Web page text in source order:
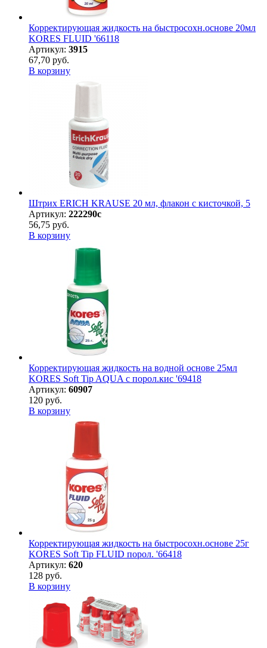
Корректирующая жидкость на быстросохн.основе 20мл
KORES FLUID '66118
Артикул: 3915
67,70 руб.
В корзину
Штрих ERICH KRAUSE 20 мл, флакон с кисточкой, 5
Артикул: 222290с
56,75 руб.
В корзину
Корректирующая жидкость на водной основе 25мл
KORES Soft Tip AQUA с порол.кис '69418
Артикул: 60907
120 руб.
В корзину
Корректирующая жидкость на быстросохн.основе 25г
KORES Soft Tip FLUID порол. '66418
Артикул: 620
128 руб.
В корзину